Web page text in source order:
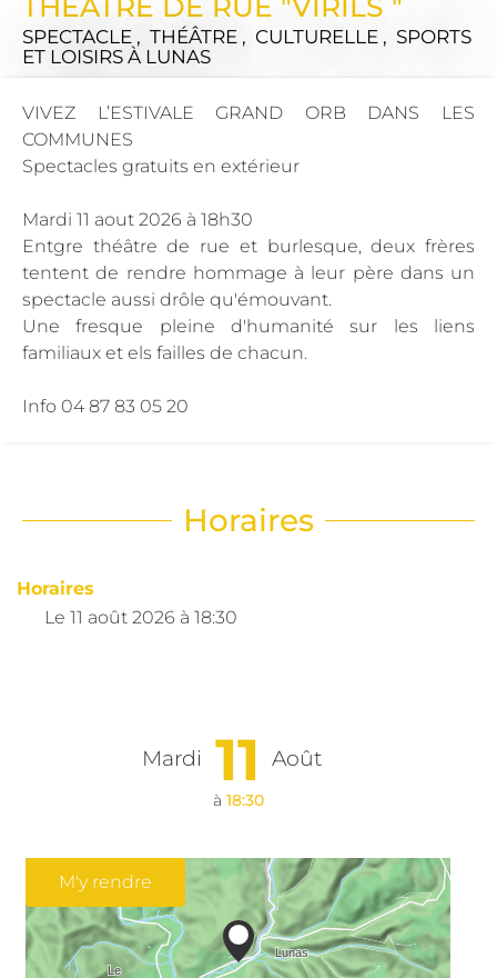
SPECTACLE , THÉÂTRE , CULTURELLE , SPORTS
ET LOISIRS À LUNAS
VIVEZ L’ESTIVALE GRAND ORB DANS LES
COMMUNES
Spectacles gratuits en extérieur
Mardi 11 aout 2026 à 18h30
Entgre théâtre de rue et burlesque, deux frères
tentent de rendre hommage à leur père dans un
spectacle aussi drôle qu'émouvant.
Une fresque pleine d'humanité sur les liens
familiaux et els failles de chacun.
Info 04 87 83 05 20
Horaires
Horaires
Le 11 août 2026 à 18:30
Mardi 11 Août
à 18:30
M'y rendre